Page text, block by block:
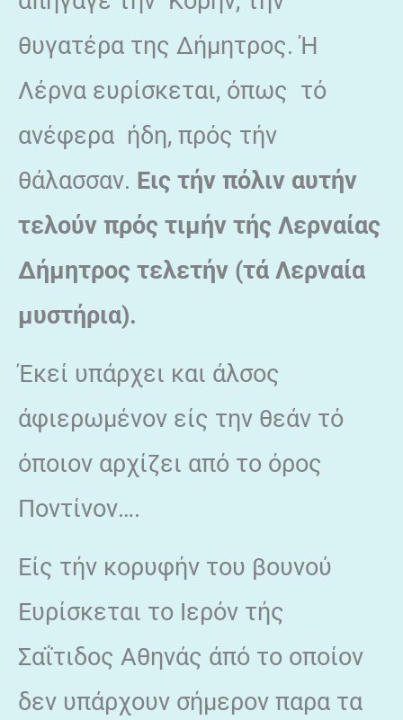
θυγατέρα της Δήμητρος. Ή
Λέρνα ευρίσκεται, όπως τό
ανέφερα ήδη, πρός τήν
θάλασσαν. Εις τήν πόλιν αυτήν
τελούν πρός τιμήν τής Λερναίας
Δήμητρος τελετήν (τά Λερναία
μυστήρια).
Έκεί υπάρχει και άλσος
άφιερωμένον είς την θεάν τό
όποιον αρχίζει από το όρος
Ποντίνον….
Είς τήν κορυφήν του βουνού
Ευρίσκεται το Ιερόν τής
Σαΐτιδος Αθηνάς άπό το οποίον
δεν υπάρχουν σήμερον παρα τα